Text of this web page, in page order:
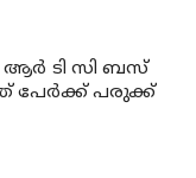
ടി സി ബസ്
പേര്‍ക്ക് പരുക്ക്